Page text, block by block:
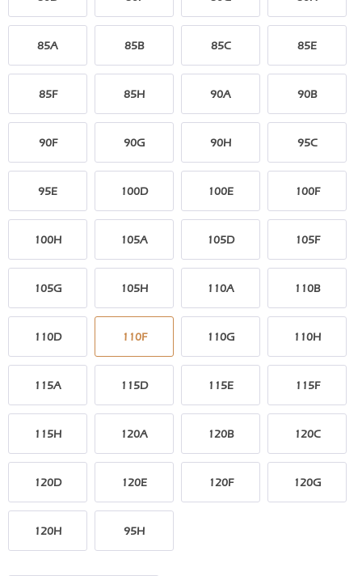
85A 85B 85C 85E
85F 85H 90A 90B
90F 90G 90H 95C
95E 100D 100E 100F
100H 105A 105D 105F
105G 105H 110A 110B
110D 110F 110G 110H
115A 115D 115E 115F
115H 120A 120B 120C
120D 120E 120F 120G
120H 95H